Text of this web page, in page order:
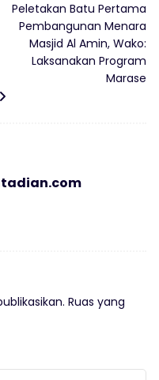
Peletakan Batu Pertama
Pembangunan Menara
Masjid Al Amin, Wako:
Laksanakan Program
Marase
Ruas yang